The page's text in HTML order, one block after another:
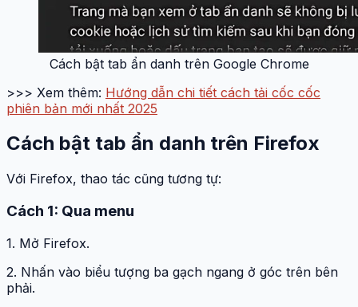
Cách bật tab ẩn danh trên Google Chrome
>>> Xem thêm: Hướng dẫn chi tiết cách tải cốc cốc
phiên bản mới nhất 2025
Cách bật tab ẩn danh trên Firefox
Với Firefox, thao tác cũng tương tự:
Cách 1: Qua menu
1. Mở Firefox.
2. Nhấn vào biểu tượng ba gạch ngang ở góc trên bên
phải.